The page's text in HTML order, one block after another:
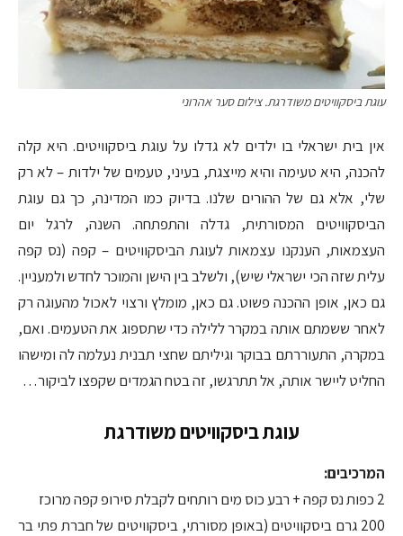
עוגת ביסקוויטים משודרגת. צילום סער אהרוני
אין בית ישראלי בו ילדים לא גדלו על עוגת ביסקוויטים. היא קלה
להכנה, היא טעימה והיא מייצגת, בעיני, טעמים של ילדות – לא רק
שלי, אלא גם של ההורים שלנו. בדיוק כמו המדינה, כך גם עוגת
הביסקוויטים המסורתית, גדלה והתפתחה. השנה, לרגל יום
העצמאות, הענקנו עצמאות לעוגת הביסקוויטים – קפה (נס קפה
עלית שזה הכי ישראלי שיש), ולשלב בין הישן והמוכר לחדש ולמעניין.
גם כאן, אופן ההכנה פשוט. גם כאן, מומלץ ורצוי לאכול מהעוגה רק
לאחר ששמתם אותה במקרר ללילה כדי שתספוג את הטעמים. ואם,
במקרה, התעוררתם בבוקר וגיליתם שחצי תבנית נעלמה לה ומישהו
החליט ליישר אותה, אל תתרגשו, זה בטח הגמדים שקפצו לביקור…
עוגת ביסקוויטים משודרגת
המרכיבים:
2 כפות נס קפה + רבע כוס מים רותחים לקבלת סירופ קפה מרוכז
200 גרם ביסקוויטים (באופן מסורתי, ביסקוויטים של חברת פתי בר